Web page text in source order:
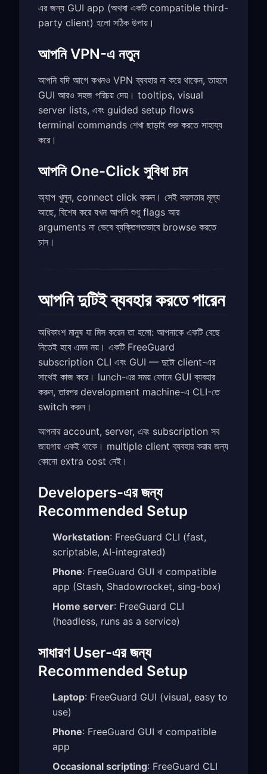
এর জন্য GUI app (অথবা একটি compatible third-
party client) হলো সঠিক উপায়।
আপনি VPN-এ নতুন
আপনি যদি আগে কখনও VPN ব্যবহার না করে থাকেন, তাহলে
GUI আরও সহজ পরিচয় দেয়। tooltips, visual
server lists, এবং guided setup flows
terminal commands শেখা ছাড়াই শুরু করতে সাহায্য
করে।
আপনি One-Click সুবিধা চান
অ্যাপ খুলুন, connect click করুন। সেই সরলতার মূল্য
আছে, বিশেষ করে যখন আপনি শুধু flags আর
arguments না ভেবে ব্যক্তিগতভাবে browse করতে
চান।
আপনি দুটিই ব্যবহার করতে পারেন
অধিকাংশ মানুষ যা মিস করেন তা হলো: আপনাকে একটি বেছে
নিতেই হবে এমন নয়। একটি FreeGuard
subscription CLI এবং GUI — দুটো client-এর
সাথেই কাজ করে। lunch-এর সময় ফোনে GUI ব্যবহার
করুন, তারপর development machine-এ CLI-তে
switch করুন।
আপনার account, server, এবং subscription সব
জায়গায় একই থাকে। multiple client ব্যবহার করার জন্য
কোনো extra cost নেই।
Developers-এর জন্য
Recommended Setup
Workstation: FreeGuard CLI (fast,
scriptable, AI-integrated)
Phone: FreeGuard GUI বা compatible
app (Stash, Shadowrocket, sing-box)
Home server: FreeGuard CLI
(headless, runs as a service)
সাধারণ User-এর জন্য
Recommended Setup
Laptop: FreeGuard GUI (visual, easy to
use)
Phone: FreeGuard GUI বা compatible
app
Occasional scripting: FreeGuard CLI